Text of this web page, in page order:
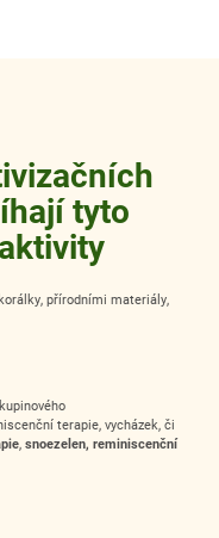
tyto
přírodními materiály,
terapie, vycházek, či
snoezelen, reminiscenční